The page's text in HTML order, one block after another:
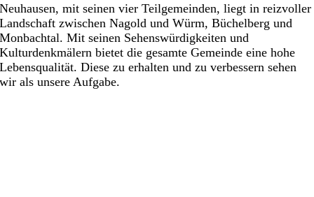
Neuhausen, mit seinen vier Teilgemeinden, liegt in reizvoller
Landschaft zwischen Nagold und Würm, Büchelberg und
Monbachtal. Mit seinen Sehenswürdigkeiten und
Kulturdenkmälern bietet die gesamte Gemeinde eine hohe
Lebensqualität. Diese zu erhalten und zu verbessern sehen
wir als unsere Aufgabe.